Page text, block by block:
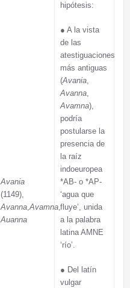
Avania
(1149),
Avanna,Avamna,
Auanna
hipótesis:
● A la vista
de las
atestiguaciones
más antiguas
(Avania,
Avanna,
Avamna),
podría
postularse la
presencia de
la raíz
indoeuropea
*AB- o *AP-
‘agua que
fluye’, unida
a la palabra
latina AMNE
‘río’.
● Del latín
vulgar